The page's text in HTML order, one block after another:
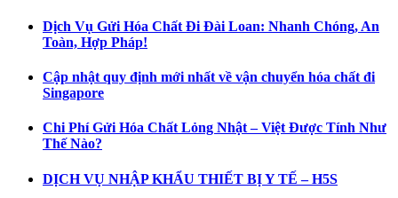
Dịch Vụ Gửi Hóa Chất Đi Đài Loan: Nhanh Chóng, An
Toàn, Hợp Pháp!
Cập nhật quy định mới nhất về vận chuyển hóa chất đi
Singapore
Chi Phí Gửi Hóa Chất Lỏng Nhật – Việt Được Tính Như
Thế Nào?
DỊCH VỤ NHẬP KHẨU THIẾT BỊ Y TẾ – H5S